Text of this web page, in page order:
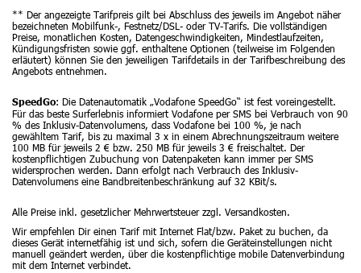
** Der angezeigte Tarifpreis gilt bei Abschluss des jeweils im Angebot näher
bezeichneten Mobilfunk-, Festnetz/DSL- oder TV-Tarifs. Die vollständigen
Preise, monatlichen Kosten, Datengeschwindigkeiten, Mindestlaufzeiten,
Kündigungsfristen sowie ggf. enthaltene Optionen (teilweise im Folgenden
erläutert) können Sie den jeweiligen Tarifdetails in der Tarifbeschreibung des
Angebots entnehmen.
SpeedGo: Die Datenautomatik „Vodafone SpeedGo“ ist fest voreingestellt.
Für das beste Surferlebnis informiert Vodafone per SMS bei Verbrauch von 90
% des Inklusiv-Datenvolumens, dass Vodafone bei 100 %, je nach
gewähltem Tarif, bis zu maximal 3 x in einem Abrechnungszeitraum weitere
100 MB für jeweils 2 € bzw. 250 MB für jeweils 3 € freischaltet. Der
kostenpflichtigen Zubuchung von Datenpaketen kann immer per SMS
widersprochen werden. Dann erfolgt nach Verbrauch des Inklusiv-
Datenvolumens eine Bandbreitenbeschränkung auf 32 KBit/s.
Alle Preise inkl. gesetzlicher Mehrwertsteuer zzgl. Versandkosten.
Wir empfehlen Dir einen Tarif mit Internet Flat/bzw. Paket zu buchen, da
dieses Gerät internetfähig ist und sich, sofern die Geräteinstellungen nicht
manuell geändert werden, über die kostenpflichtige mobile Datenverbindung
mit dem Internet verbindet.